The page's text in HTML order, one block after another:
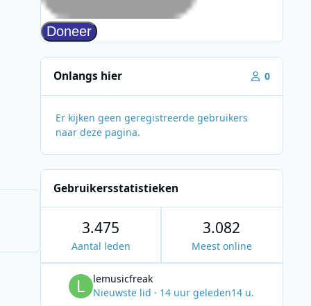
Onlangs hier 0
Er kijken geen geregistreerde gebruikers
naar deze pagina.
Gebruikersstatistieken
3.475
Aantal leden
3.082
Meest online
lemusicfreak
Nieuwste lid · 14 uur geleden14 u.